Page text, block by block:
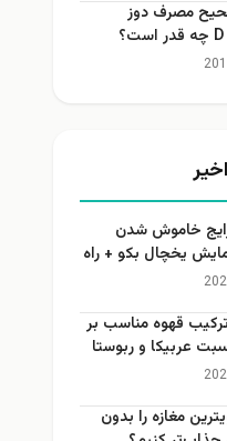
مصرف دوز
خاموش شدن
یخچال بکو + راه
قهوه مناسب بر
عربیکا و ربوستا
مغازه را بدون